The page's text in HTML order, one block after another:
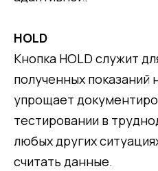
HOLD
Кнопка HOLD служит
полученных показаний
упрощает
тестировании в
любых других
считать данные.